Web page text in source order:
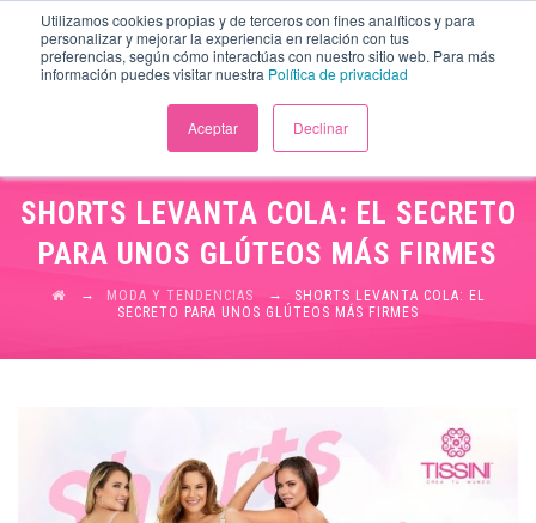
Utilizamos cookies propias y de terceros con fines analíticos y para
personalizar y mejorar la experiencia en relación con tus
preferencias, según cómo interactúas con nuestro sitio web. Para más
información puedes visitar nuestra Política de privacidad
Aceptar Declinar
SHORTS LEVANTA COLA: EL SECRETO
PARA UNOS GLÚTEOS MÁS FIRMES
→ MODA Y TENDENCIAS →
SHORTS LEVANTA COLA: EL
SECRETO PARA UNOS GLÚTEOS MÁS FIRMES